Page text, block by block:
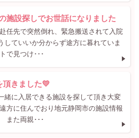
施設探しでお世話になりました
先で突然倒れ、緊急搬送されて入院
していいか分からず途方に暮れていま
で見つけ･･･
きました💛
緒に入居できる施設を探して頂き大変
方に住んでおり地元静岡市の施設情報
また両親･･･